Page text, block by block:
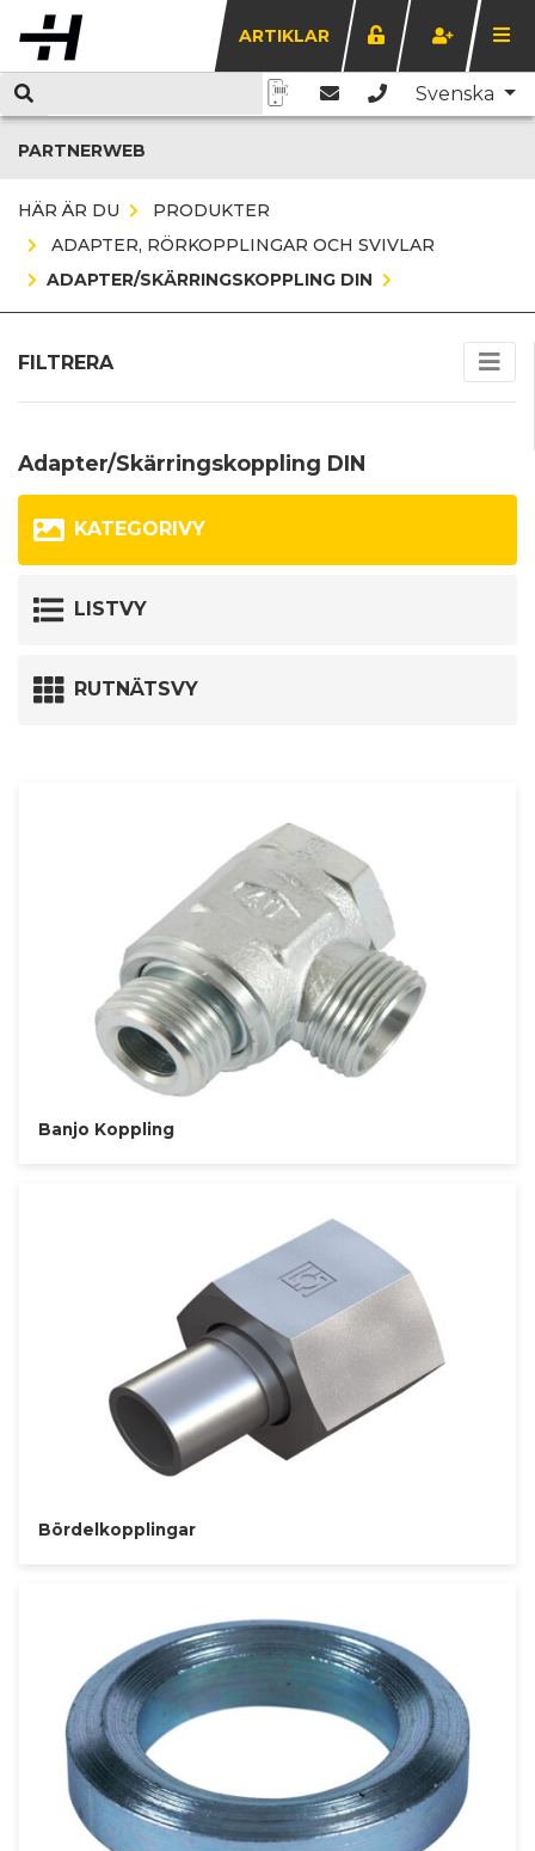
ARTIKLAR
Svenska
PARTNERWEB
HÄR ÄR DU
PRODUKTER
ADAPTER, RÖRKOPPLINGAR OCH SVIVLAR
ADAPTER/SKÄRRINGSKOPPLING DIN
FILTRERA
Adapter/Skärringskoppling DIN
KATEGORIVY
LISTVY
RUTNÄTSVY
Banjo Koppling
Bördelkopplingar